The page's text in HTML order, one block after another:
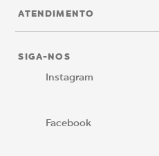
ATENDIMENTO
SIGA-NOS
Instagram
Facebook